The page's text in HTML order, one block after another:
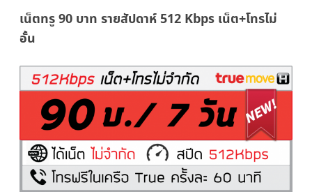
วัน
512
Kbps
ไม่
ลด
เน็ตทรู 90 บาท รายสัปดาห์ 512 Kbps เน็ต+โทรไม่
อั้น